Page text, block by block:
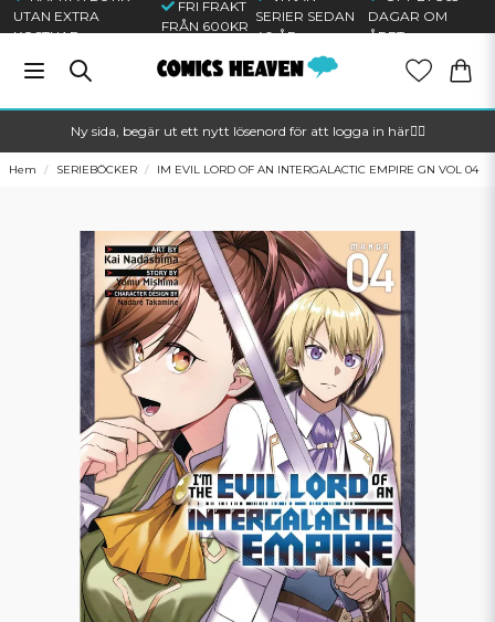
UTAN EXTRA
KOSTNAD
FRI FRAKT
FRÅN 600KR
SERIER SEDAN
40 ÅR
DAGAR OM
ÅRET
Ny sida, begär ut ett nytt lösenord för att logga in här🦸‍♂️
Hem SERIEBÖCKER IM EVIL LORD OF AN INTERGALACTIC EMPIRE GN VOL 04